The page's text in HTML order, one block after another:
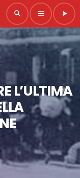
search menu play_arrow
L’ULTIMA